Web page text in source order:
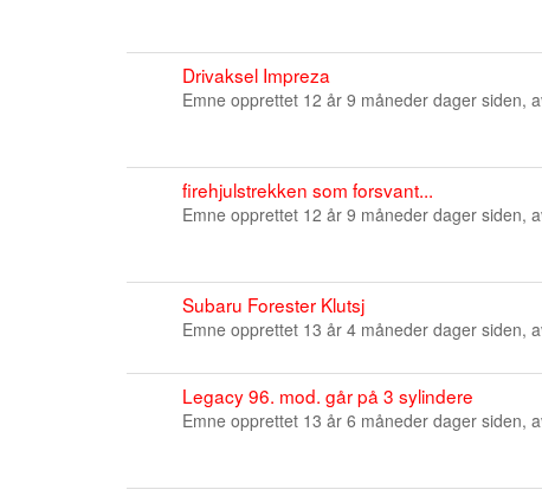
Drivaksel Impreza
Emne opprettet 12 år 9 måneder dager siden,
firehjulstrekken som forsvant...
Emne opprettet 12 år 9 måneder dager siden,
Subaru Forester Klutsj
Emne opprettet 13 år 4 måneder dager siden,
Legacy 96. mod. går på 3 sylindere
Emne opprettet 13 år 6 måneder dager siden,